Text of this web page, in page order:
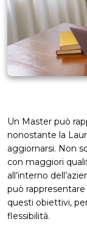
Un Master può
nonostante la
aggiornarsi. Non
con maggiori
all’interno
può
questi obiettivi,
flessibilità.